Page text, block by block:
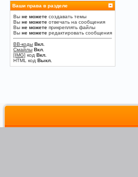
Ваши права в разделе
Вы не можете создавать темы
Вы не можете отвечать на сообщения
Вы не можете прикреплять файлы
Вы не можете редактировать сообщения
BB-коды Вкл.
Смайлы Вкл.
[IMG] код Вкл.
HTML код Выкл.